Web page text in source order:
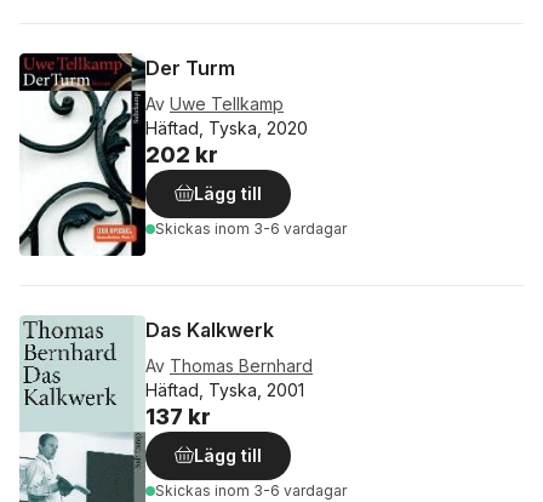
Der Turm
Av Uwe Tellkamp
Häftad, Tyska, 2020
202 kr
Lägg till
Skickas inom 3-6 vardagar
Das Kalkwerk
Av Thomas Bernhard
Häftad, Tyska, 2001
137 kr
Lägg till
Skickas inom 3-6 vardagar